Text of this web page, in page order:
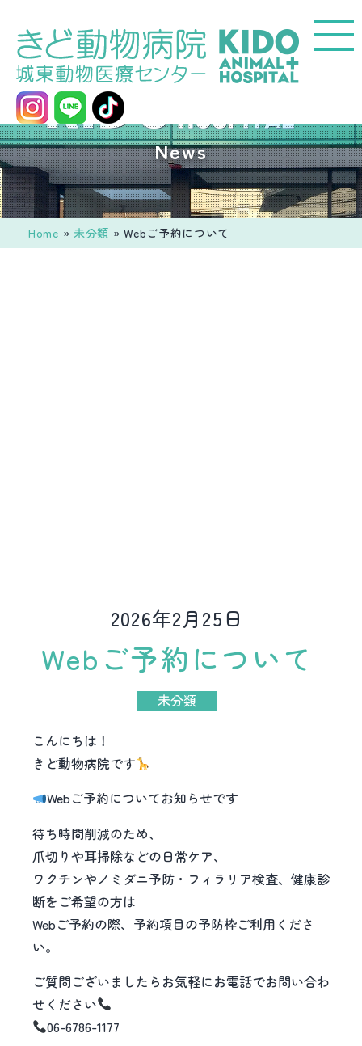
へ
ス
キ
ッ
プ
城
東
動
物
医
療
News
Home » 未分類 » Webご予約について
2026年2月25日
Webご予約について
未分類
こんにちは！
きど動物病院です
Webご予約についてお知らせです
待ち時間削減のため、
爪切りや耳掃除などの日常ケア、
ワクチンやノミダニ予防・フィラリア検査、健康診
断をご希望の方は
Webご予約の際、予約項目の予防枠ご利用くださ
い。
ご質問ございましたらお気軽にお電話でお問い合わ
せください
06-6786-1177